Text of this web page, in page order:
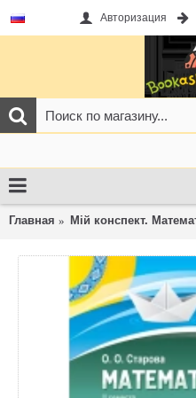
Авторизация
Главная Мій конспект.